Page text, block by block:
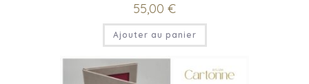
55,00 €
Ajouter au panier